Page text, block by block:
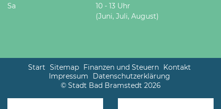
Sa
10 - 13 Uhr
(Juni, Juli, August)
Start Sitemap Finanzen und Steuern Kontakt
Impressum
Datenschutzerklärung
© Stadt Bad Bramstedt 2026